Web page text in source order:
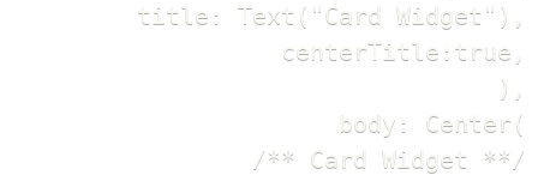
        title: Text("Card Widget"),
        centerTitle:true,
      ),
      body: Center(
        /** Card Widget **/